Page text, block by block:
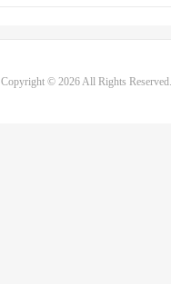
Copyright © 2026 All Rights